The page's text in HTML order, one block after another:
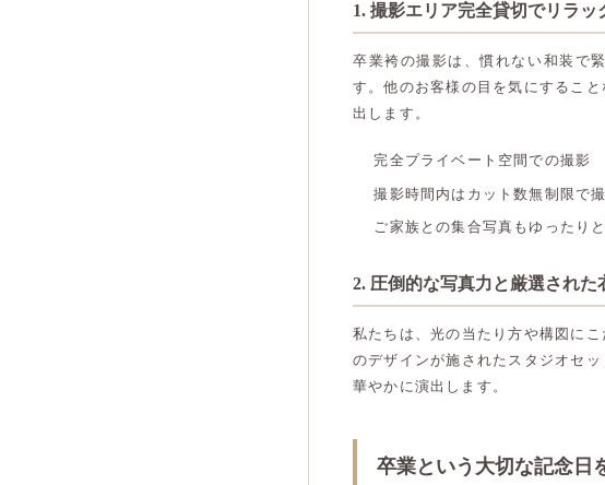
1. 撮影エリア完全貸切でリラッ
卒業袴の撮影は、慣れない和装で
す。他のお客様の目を気にするこ
出します。
完全プライベート空間での撮影
撮影時間内はカット数無制限で
ご家族との集合写真もゆったり
2. 圧倒的な写真力と厳選された
私たちは、光の当たり方や構図に
のデザインが施されたスタジオセ
華やかに演出します。
卒業という大切な記念日